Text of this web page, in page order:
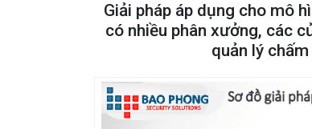
Giải pháp áp dụng cho mô
có nhiều phân xưởng, các
quản lý